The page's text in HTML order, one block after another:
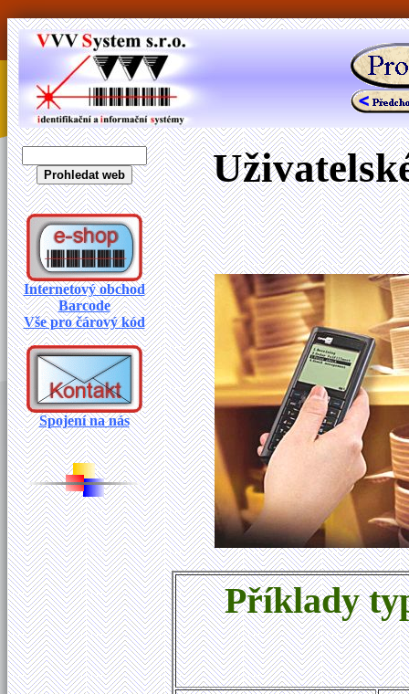
Internetový obchod
Barcode
Vše pro čárový kód
Spojení na nás
Příklady